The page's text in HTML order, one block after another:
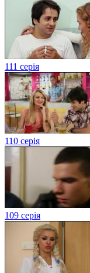
111 серія
110 серія
109 серія